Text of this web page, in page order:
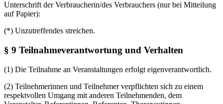
Unterschrift der Verbraucherin/des Verbrauchers (nur bei Mitteilung
auf Papier):
(*) Unzutreffendes streichen.
§ 9 Teilnahmeverantwortung und Verhalten
(1) Die Teilnahme an Veranstaltungen erfolgt eigenverantwortlich.
(2) Teilnehmerinnen und Teilnehmer verpflichten sich zu einem
respektvollen Umgang mit anderen Teilnehmenden, dem